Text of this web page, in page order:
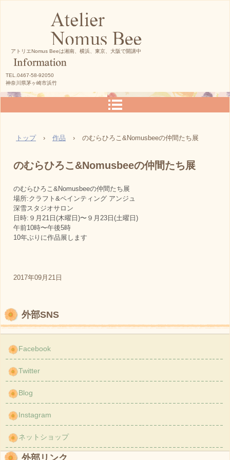
アトリエNomus Beeは湘南、横浜、東京、大阪で開講中
TEL.0467-58-92050
神奈川県茅ヶ崎市浜竹
トップ › 作品 › のむらひろこ&Nomusbeeの仲間たち展
のむらひろこ&Nomusbeeの仲間たち展
のむらひろこ&Nomusbeeの仲間たち展
場所:クラフト&ペインティング アンジュ
深雪スタジオサロン
日時:９月21日(木曜日)〜９月23日(土曜日)
午前10時〜午後5時
10年ぶりに作品展します
2017年09月21日
外部SNS
Facebook
Twitter
Blog
Instagram
ネットショップ